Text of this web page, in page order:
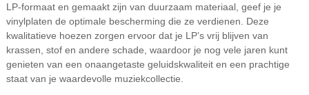
LP-formaat en gemaakt zijn van duurzaam materiaal, geef je je
vinylplaten de optimale bescherming die ze verdienen. Deze
kwalitatieve hoezen zorgen ervoor dat je LP’s vrij blijven van
krassen, stof en andere schade, waardoor je nog vele jaren kunt
genieten van een onaangetaste geluidskwaliteit en een prachtige
staat van je waardevolle muziekcollectie.